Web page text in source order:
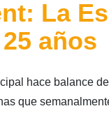
La
años
hace balance
que